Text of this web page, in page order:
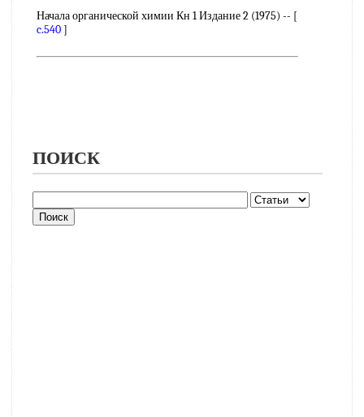
Начала органической химии Кн 1 Издание 2 (1975) -- [
c.540]
ПОИСК